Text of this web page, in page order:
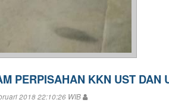
PERPISAHAN KKN UST DAN
2018 22:10:26 WIB